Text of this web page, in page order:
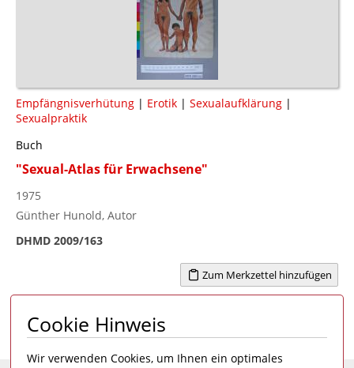
Empfängnisverhütung | Erotik | Sexualaufklärung |
Sexualpraktik
Buch
"Sexual-Atlas für Erwachsene"
1975
Günther Hunold, Autor
DHMD 2009/163
Zum Merkzettel hinzufügen
Seite 1 von 57 1 2 3 4 ... 57 >
Cookie Hinweis
Wir verwenden Cookies, um Ihnen ein optimales